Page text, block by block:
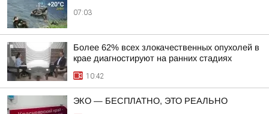
07:03
Более 62% всех злокачественных опухолей в
крае диагностируют на ранних стадиях
10:42
ЭКО — БЕСПЛАТНО, ЭТО РЕАЛЬНО